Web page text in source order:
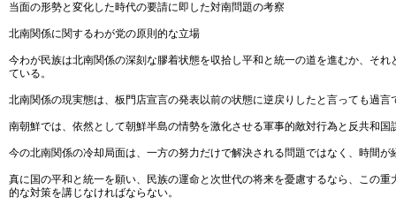
当面の形勢と変化した時代の要請に即した対南問題の考察
北南関係に関するわが党の原則的な立場
今わが民族は北南関係の深刻な膠着状態を収拾し平和と統一の道を進むか、そ
ている。
北南関係の現実態は、板門店宣言の発表以前の状態に逆戻りしたと言っても過
南朝鮮では、依然として朝鮮半島の情勢を激化させる軍事的敵対行為と反共和
今の北南関係の冷却局面は、一方の努力だけで解決される問題ではなく、時間
真に国の平和と統一を願い、民族の運命と次世代の将来を憂慮するなら、この
的な対策を講じなければならない。